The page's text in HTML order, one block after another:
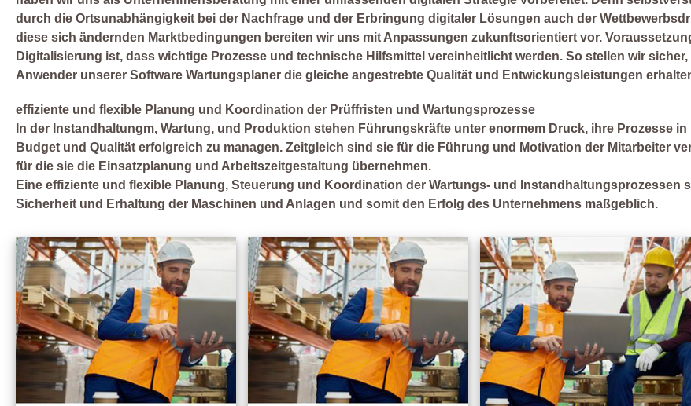
durch die Ortsunabhängigkeit bei der Nachfrage und der Erbringung digitaler Lösungen auch der
diese sich ändernden Marktbedingungen bereiten wir uns mit Anpassungen zukunftsorientiert vor.
Digitalisierung ist, dass wichtige Prozesse und technische Hilfsmittel vereinheitlicht werden. So stellen wir sicher,
Anwender unserer Software Wartungsplaner die gleiche angestrebte Qualität und Entwickungsleistungen
effiziente und flexible Planung und Koordination der Prüffristen und Wartungsprozesse
In der Instandhaltungm, Wartung, und Produktion stehen Führungskräfte unter enormem Druck, ihre Prozesse
Budget und Qualität erfolgreich zu managen. Zeitgleich sind sie für die Führung und Motivation der Mitarbeiter
für die sie die Einsatzplanung und Arbeitszeitgestaltung übernehmen.
Eine effiziente und flexible Planung, Steuerung und Koordination der Wartungs- und Instandhaltungsprozessen
Sicherheit und Erhaltung der Maschinen und Anlagen und somit den Erfolg des Unternehmens maßgeblich.